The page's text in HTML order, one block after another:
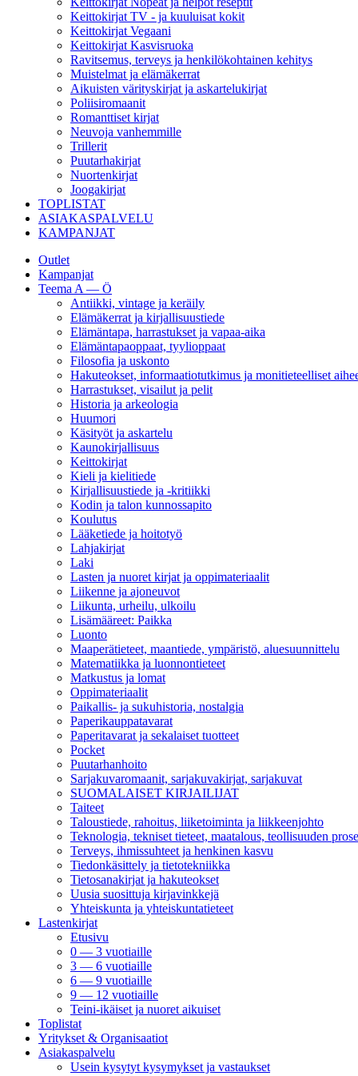
Keittokirjat TV - ja kuuluisat kokit
Keittokirjat Vegaani
Keittokirjat Kasvisruoka
Ravitsemus, terveys ja henkilökohtainen kehitys
Muistelmat ja elämäkerrat
Aikuisten värityskirjat ja askartelukirjat
Poliisiromaanit
Romanttiset kirjat
Neuvoja vanhemmille
Trillerit
Puutarhakirjat
Nuortenkirjat
Joogakirjat
TOPLISTAT
ASIAKASPALVELU
KAMPANJAT
Outlet
Kampanjat
Teema A — Ö
Antiikki, vintage ja keräily
Elämäkerrat ja kirjallisuustiede
Elämäntapa, harrastukset ja vapaa-aika
Elämäntapaoppaat, tyylioppaat
Filosofia ja uskonto
Hakuteokset, informaatiotutkimus ja monitieteelliset
Harrastukset, visailut ja pelit
Historia ja arkeologia
Huumori
Käsityöt ja askartelu
Kaunokirjallisuus
Keittokirjat
Kieli ja kielitiede
Kirjallisuustiede ja -kritiikki
Kodin ja talon kunnossapito
Koulutus
Lääketiede ja hoitotyö
Lahjakirjat
Laki
Lasten ja nuoret kirjat ja oppimateriaalit
Liikenne ja ajoneuvot
Liikunta, urheilu, ulkoilu
Lisämääreet: Paikka
Luonto
Maaperätieteet, maantiede, ympäristö, aluesuunnittelu
Matematiikka ja luonnontieteet
Matkustus ja lomat
Oppimateriaalit
Paikallis- ja sukuhistoria, nostalgia
Paperikauppatavarat
Paperitavarat ja sekalaiset tuotteet
Pocket
Puutarhanhoito
Sarjakuvaromaanit, sarjakuvakirjat, sarjakuvat
SUOMALAISET KIRJAILIJAT
Taiteet
Taloustiede, rahoitus, liiketoiminta ja liikkeenjohto
Teknologia, tekniset tieteet, maatalous, teollisuuden
Terveys, ihmissuhteet ja henkinen kasvu
Tiedonkäsittely ja tietotekniikka
Tietosanakirjat ja hakuteokset
Uusia suosittuja kirjavinkkejä
Yhteiskunta ja yhteiskuntatieteet
Lastenkirjat
Etusivu
0 — 3 vuotiaille
3 — 6 vuotiaille
6 — 9 vuotiaille
9 — 12 vuotiaille
Teini-ikäiset ja nuoret aikuiset
Toplistat
Yritykset & Organisaatiot
Asiakaspalvelu
Usein kysytyt kysymykset ja vastaukset